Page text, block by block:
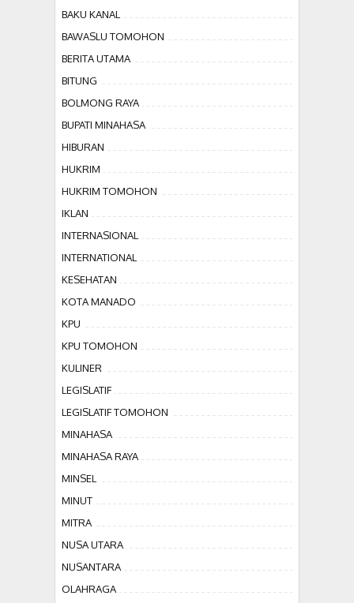
BAKU KANAL
BAWASLU TOMOHON
BERITA UTAMA
BITUNG
BOLMONG RAYA
BUPATI MINAHASA
HIBURAN
HUKRIM
HUKRIM TOMOHON
IKLAN
INTERNASIONAL
INTERNATIONAL
KESEHATAN
KOTA MANADO
KPU
KPU TOMOHON
KULINER
LEGISLATIF
LEGISLATIF TOMOHON
MINAHASA
MINAHASA RAYA
MINSEL
MINUT
MITRA
NUSA UTARA
NUSANTARA
OLAHRAGA